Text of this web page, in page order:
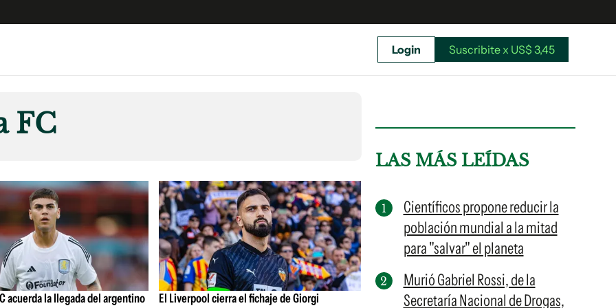
Unidos
Suscribite x US$ 3,45
Login Suscribite x US$ 3,45
FC
acuerda la llegada del argentino
El Liverpool cierra el fichaje de Giorgi
LAS MÁS LEÍDAS
Científicos propone reducir la
población mundial a la mitad
para "salvar" el planeta
Murió Gabriel Rossi, de la
Secretaría Nacional de Drogas,